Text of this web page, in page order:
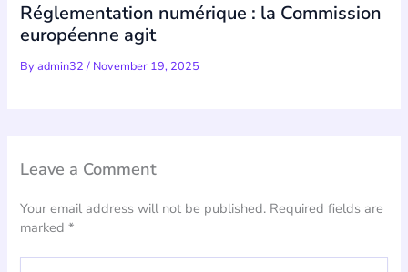
Réglementation numérique : la Commission
européenne agit
Byadmin32/ November 19, 2025
Leave a Comment
Your email address will not be published. Required fields are
marked*